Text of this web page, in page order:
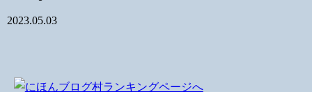
2023.05.03